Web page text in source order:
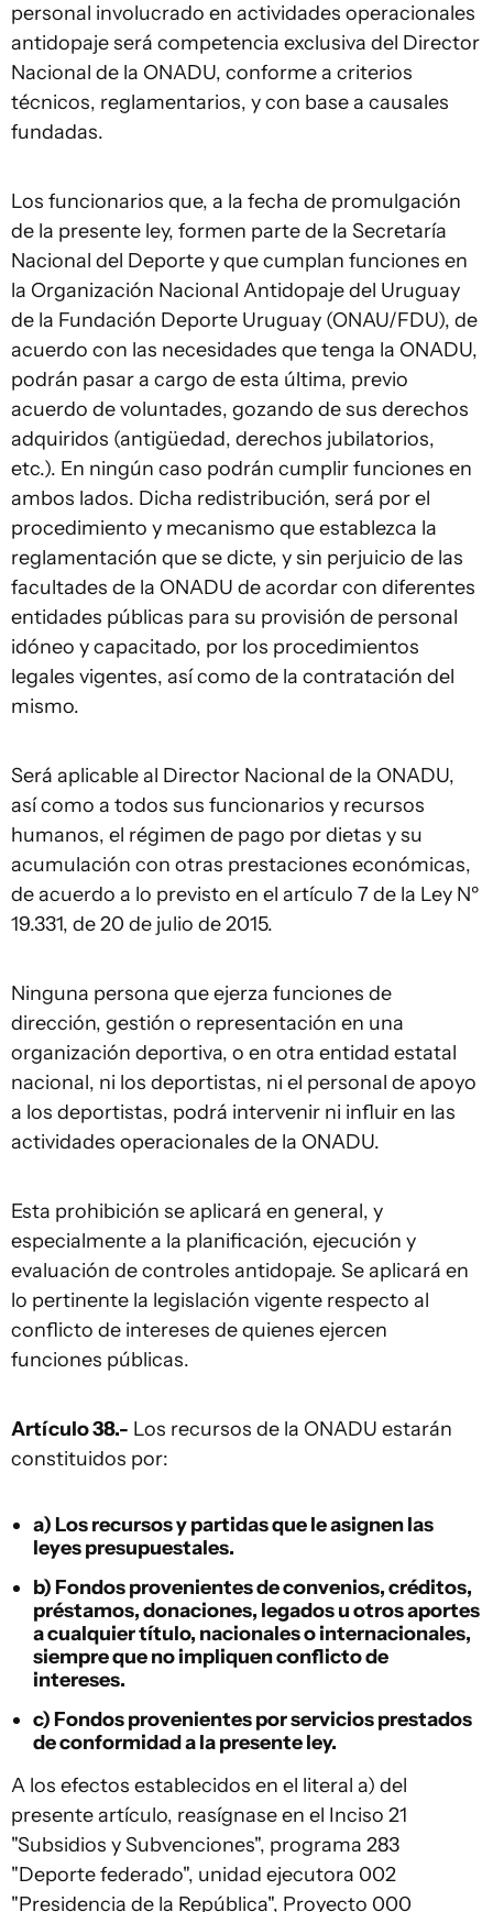
personal involucrado en actividades operacionales
antidopaje será competencia exclusiva del Director
Nacional de la ONADU, conforme a criterios
técnicos, reglamentarios, y con base a causales
fundadas.
Los funcionarios que, a la fecha de promulgación
de la presente ley, formen parte de la Secretaría
Nacional del Deporte y que cumplan funciones en
la Organización Nacional Antidopaje del Uruguay
de la Fundación Deporte Uruguay (ONAU/FDU), de
acuerdo con las necesidades que tenga la ONADU,
podrán pasar a cargo de esta última, previo
acuerdo de voluntades, gozando de sus derechos
adquiridos (antigüedad, derechos jubilatorios,
etc.). En ningún caso podrán cumplir funciones en
ambos lados. Dicha redistribución, será por el
procedimiento y mecanismo que establezca la
reglamentación que se dicte, y sin perjuicio de las
facultades de la ONADU de acordar con diferentes
entidades públicas para su provisión de personal
idóneo y capacitado, por los procedimientos
legales vigentes, así como de la contratación del
mismo.
Será aplicable al Director Nacional de la ONADU,
así como a todos sus funcionarios y recursos
humanos, el régimen de pago por dietas y su
acumulación con otras prestaciones económicas,
de acuerdo a lo previsto en el artículo 7 de la Ley Nº
19.331, de 20 de julio de 2015.
Ninguna persona que ejerza funciones de
dirección, gestión o representación en una
organización deportiva, o en otra entidad estatal
nacional, ni los deportistas, ni el personal de apoyo
a los deportistas, podrá intervenir ni influir en las
actividades operacionales de la ONADU.
Esta prohibición se aplicará en general, y
especialmente a la planificación, ejecución y
evaluación de controles antidopaje. Se aplicará en
lo pertinente la legislación vigente respecto al
conflicto de intereses de quienes ejercen
funciones públicas.
Artículo 38.- Los recursos de la ONADU estarán
constituidos por:
a) Los recursos y partidas que le asignen las
leyes presupuestales.
b) Fondos provenientes de convenios, créditos,
préstamos, donaciones, legados u otros aportes
a cualquier título, nacionales o internacionales,
siempre que no impliquen conflicto de
intereses.
c) Fondos provenientes por servicios prestados
de conformidad a la presente ley.
A los efectos establecidos en el literal a) del
presente artículo, reasígnase en el Inciso 21
"Subsidios y Subvenciones", programa 283
"Deporte federado", unidad ejecutora 002
"Presidencia de la República", Proyecto 000